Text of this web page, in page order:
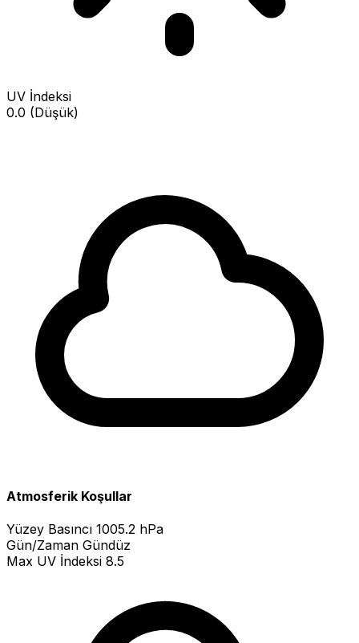
UV İndeksi
0.0 (Düşük)
Atmosferik Koşullar
Yüzey Basıncı 1005.2 hPa
Gün/Zaman Gündüz
Max UV İndeksi 8.5